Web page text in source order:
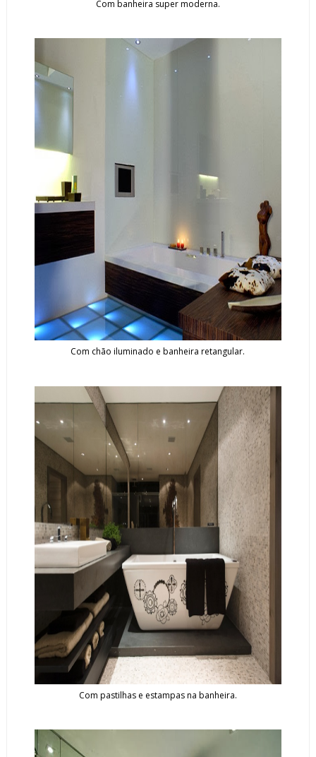
Com banheira super moderna.
Com chão iluminado e banheira retangular.
Com pastilhas e estampas na banheira.